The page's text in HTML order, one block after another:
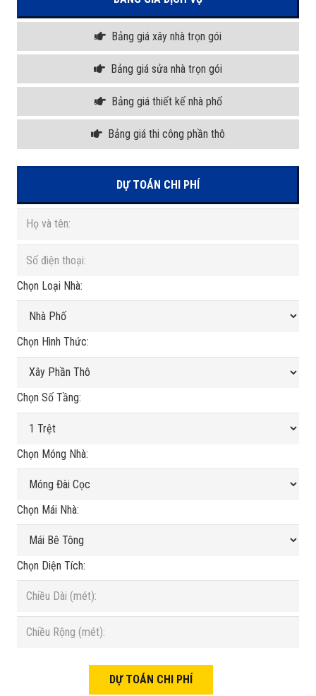
Bảng giá xây nhà trọn gói
Bảng giá sửa nhà trọn gói
Bảng giá thiết kế nhà phố
Bảng giá thi công phần thô
DỰ TOÁN CHI PHÍ
Chọn Loại Nhà:
Chọn Hình Thức:
Chọn Số Tầng:
Chọn Móng Nhà:
Chọn Mái Nhà:
Chọn Diện Tích: